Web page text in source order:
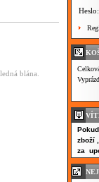
blána.
Heslo:
zboží
za